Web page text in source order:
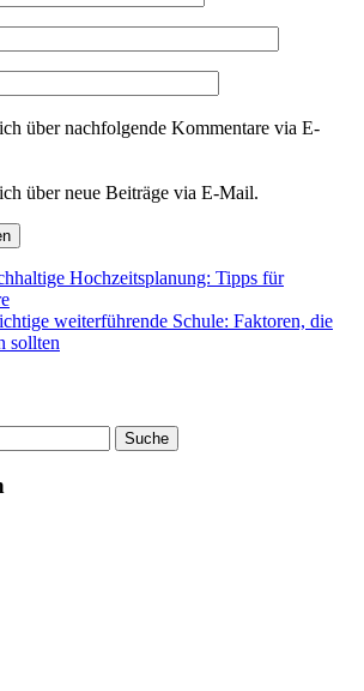
über nachfolgende Kommentare via E-
über neue Beiträge via E-Mail.
Hochzeitsplanung: Tipps für
weiterführende Schule: Faktoren, die
sollten